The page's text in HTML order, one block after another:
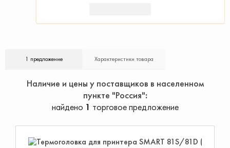
1 предложение Характеристики товара
Наличие и цены у поставщиков в населенном
пункте "Россия"
найдено 1 торговое предложение